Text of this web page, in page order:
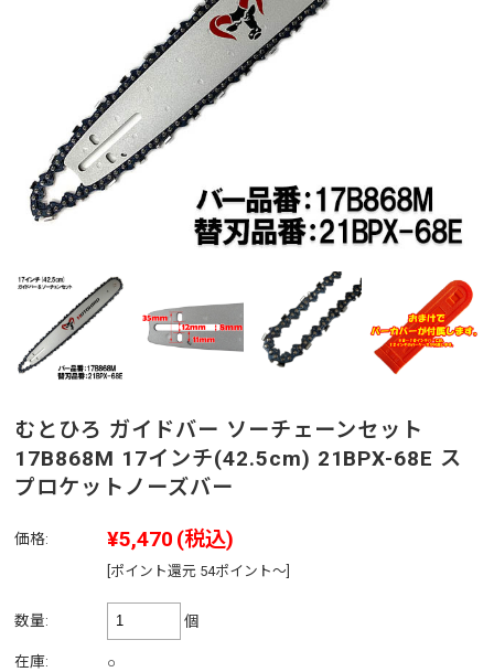
むとひろ ガイドバー ソーチェーンセット
17B868M 17インチ(42.5cm) 21BPX-68E ス
プロケットノーズバー
価格: ¥5,470 (税込)
[ポイント還元 54ポイント～]
数量: 個
在庫: ○